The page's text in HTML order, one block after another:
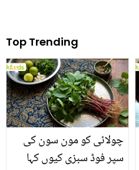
Top Trending
چولائی کو مون سون کی
سپر فوڈ سبزی کیوں کہا